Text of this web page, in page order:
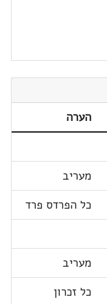
הערה
מעריב
כל הפרדס פרד
מעריב
כל זכרון